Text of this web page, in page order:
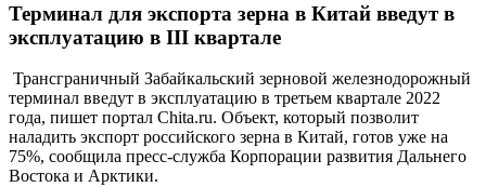
Терминал для экспорта зерна в Китай введут в
эксплуатацию в III квартале
Трансграничный Забайкальский зерновой железнодорожный
терминал введут в эксплуатацию в третьем квартале 2022
года, пишет портал Chita.ru. Объект, который позволит
наладить экспорт российского зерна в Китай, готов уже на
75%, сообщила пресс-служба Корпорации развития Дальнего
Востока и Арктики.